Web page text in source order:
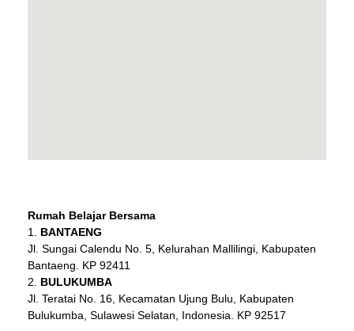
Rumah Belajar Bersama
BANTAENG
Jl. Sungai Calendu No. 5, Kelurahan Mallilingi, Kabupaten
Bantaeng. KP 92411
BULUKUMBA
Jl. Teratai No. 16, Kecamatan Ujung Bulu, Kabupaten
Bulukumba, Sulawesi Selatan, Indonesia. KP 92517